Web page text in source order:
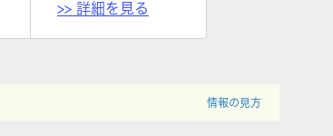
>> 詳細を見る
情報の見方